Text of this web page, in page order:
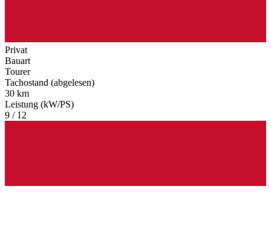
Privat
Bauart
Tourer
Tachostand (abgelesen)
30 km
Leistung (kW/PS)
9 / 12